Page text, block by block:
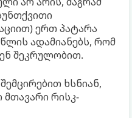
ერთ პატარა
ადამიანებს, რომ
შეკრულობით.
ხსნიან,
რისკ-